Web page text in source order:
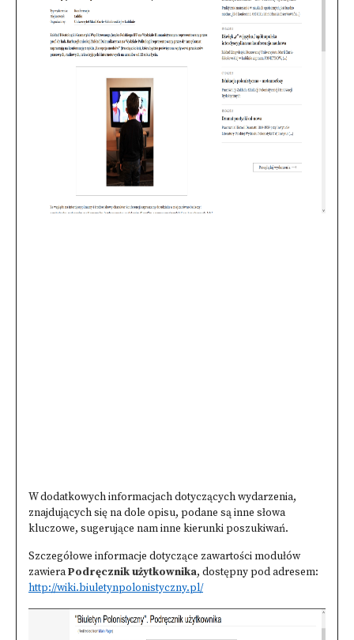
W dodatkowych informacjach dotyczących wydarzenia,
znajdujących się na dole opisu, podane są inne słowa
kluczowe, sugerujące nam inne kierunki poszukiwań.
Szczegółowe informacje dotyczące zawartości modułów
zawieraPodręcznik użytkownika, dostępny pod adresem:
http://wiki.biuletynpolonistyczny.pl/